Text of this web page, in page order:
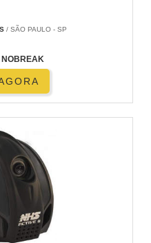
/ SÃO PAULO - SP